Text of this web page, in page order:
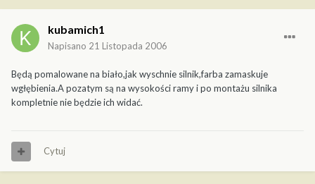
kubamich1
Napisano 21 Listopada 2006
Będą pomalowane na biało,jak wyschnie silnik,farba zamaskuje
wgłębienia.A pozatym są na wysokości ramy i po montażu silnika
kompletnie nie będzie ich widać.
Cytuj